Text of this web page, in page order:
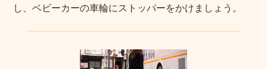
し、ベビーカーの車輪にストッパーをかけましょう。